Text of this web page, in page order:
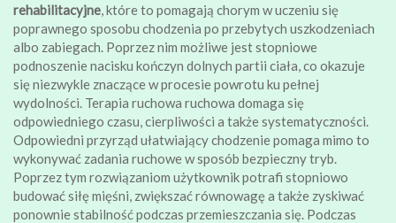
rehabilitacyjne, które to pomagają chorym w uczeniu się
poprawnego sposobu chodzenia po przebytych uszkodzeniach
albo zabiegach. Poprzez nim możliwe jest stopniowe
podnoszenie nacisku kończyn dolnych partii ciała, co okazuje
się niezwykle znaczące w procesie powrotu ku pełnej
wydolności. Terapia ruchowa ruchowa domaga się
odpowiedniego czasu, cierpliwości a także systematyczności.
Odpowiedni przyrząd ułatwiający chodzenie pomaga mimo to
wykonywać zadania ruchowe w sposób bezpieczny tryb.
Poprzez tym rozwiązaniom użytkownik potrafi stopniowo
budować siłę mięśni, zwiększać równowagę a także zyskiwać
ponownie stabilność podczas przemieszczania się. Podczas